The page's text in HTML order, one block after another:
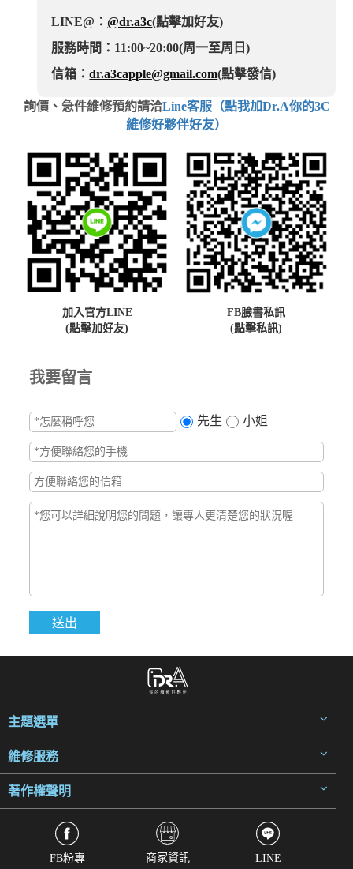
LINE@：@dr.a3c(點擊加好友)
服務時間：11:00~20:00(周一至周日)
信箱：dr.a3capple@gmail.com(點擊發信)
詢價、急件維修預約請洽Line客服（點我加Dr.A你的3C
維修好夥伴好友）
加入官方LINE
(點擊加好友)
FB臉書私訊
(點擊私訊)
我要留言
先生 小姐
主題選單
維修服務
著作權聲明
FB粉專 商家資訊 LINE